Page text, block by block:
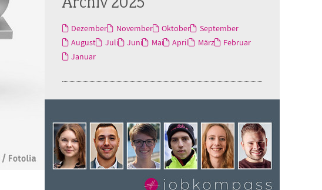
Dezember November Oktober
September
August
Juli Juni Mai April März
Februar
Januar